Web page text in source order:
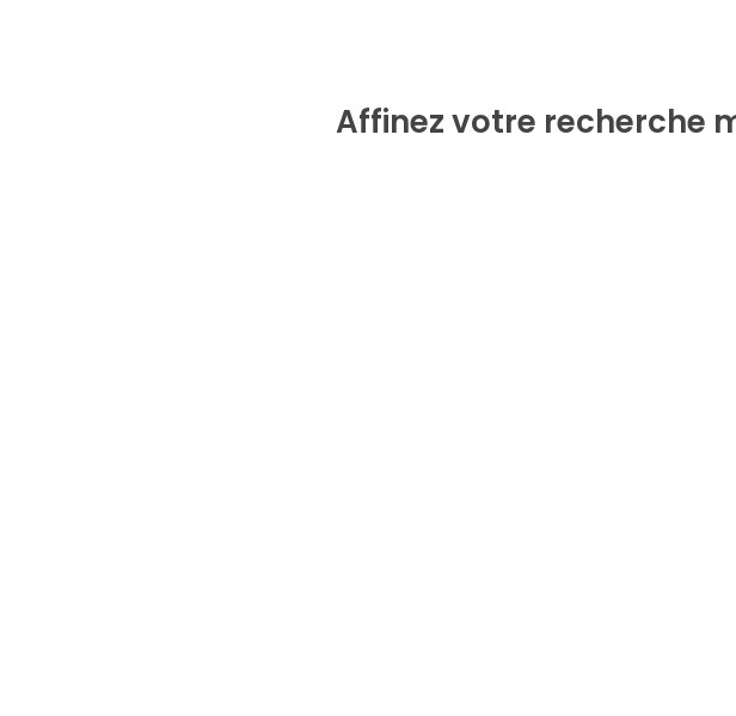
Affinez votre recherche